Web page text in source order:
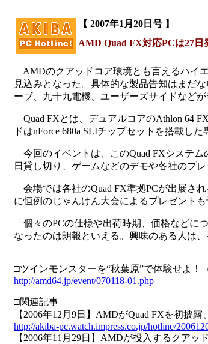
【 2007年1月20日号 】
AMD Quad FX対応PCは27
AMDのクアッドコア環境とも言えるハイ
見込みとなった。具体的な製品告知はまだ
ーブ、九十九電機、ユーザーズサイドなど
Quad FXとは、デュアルコアのAthlon 64
ドはnForce 680a SLIチップセットを搭載し
今回のイベントは、このQuad FXシステム
日貸し切り、ゲームなどのデモや各社のプ
会場では各社のQuad FX準拠PCが出展さ
に恒例のじゃんけん大会によるプレゼントも
個々のPCの仕様や出荷時期、価格などに
なったのは朗報といえる。興味のある人は
□ツインモンスターを“秋葉原”で体験せよ！
http://amd64.jp/event/070118-01.php
□関連記事
【2006年12月9日】AMDがQuad FXを初披
http://akiba-pc.watch.impress.co.jp/hotline/
【2006年11月29日】AMDが投入するクアッ